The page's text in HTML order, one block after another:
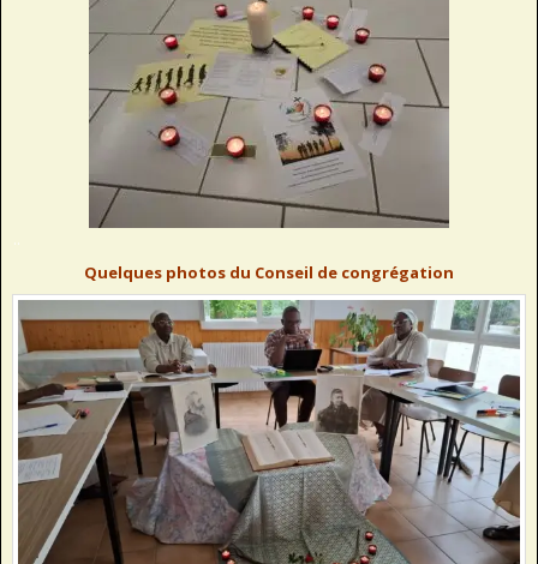
Quelques photos du Conseil de congrégation